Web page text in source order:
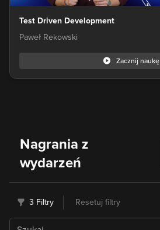
Test Driven Development
Paweł Rekowski
Zacznij naukę
Nagrania z
wydarzeń
3 Filtry Resetuj filtry